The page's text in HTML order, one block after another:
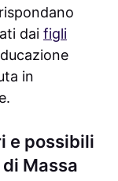
dai figli
in
e possibili
Massa